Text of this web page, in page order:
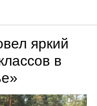
яркий
в